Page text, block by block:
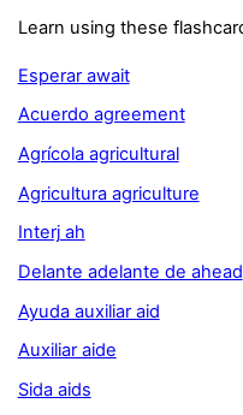
Learn using these
Esperar await
Acuerdo agreement
Agrícola agricultural
Agricultura agriculture
Interj ah
Delante adelante de ahead
Ayuda auxiliar aid
Auxiliar aide
Sida aids